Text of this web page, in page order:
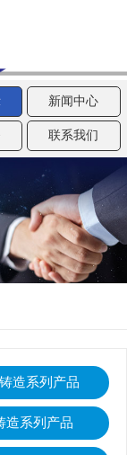
新闻中心
联系我们
造系列产品
造系列产品